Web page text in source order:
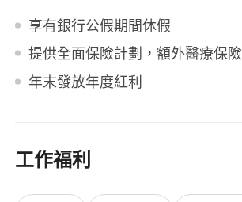
享有銀行公假期間休假
提供全面保險計劃，額外醫療保險
年末發放年度紅利
工作福利